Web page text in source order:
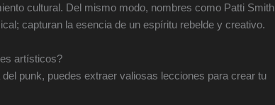
cultural. Del mismo modo, nombres como Patti Smith
capturan la esencia de un espíritu rebelde y creativo.
artísticos?
punk, puedes extraer valiosas lecciones para crear tu